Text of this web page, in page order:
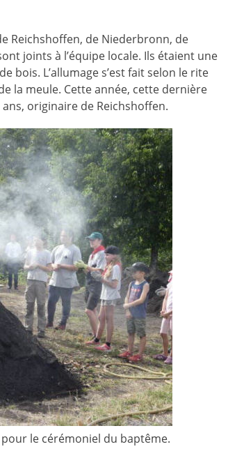
Reichshoffen, de Niederbronn, de
joints à l’équipe locale. Ils étaient une
bois. L’allumage s’est fait selon le rite
la meule. Cette année, cette dernière
originaire de Reichshoffen.
le cérémoniel du baptême.